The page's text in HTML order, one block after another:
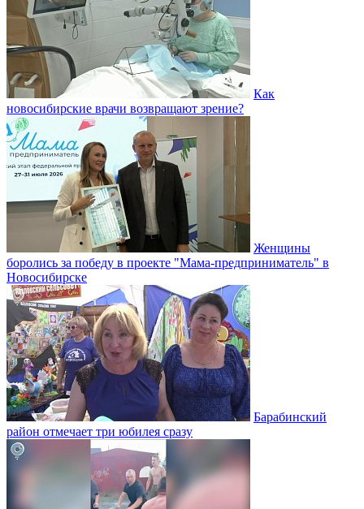
Как
новосибирские врачи возвращают зрение?
Женщины
боролись за победу в проекте "Мама-предприниматель" в
Новосибирске
Барабинский
район отмечает три юбилея сразу